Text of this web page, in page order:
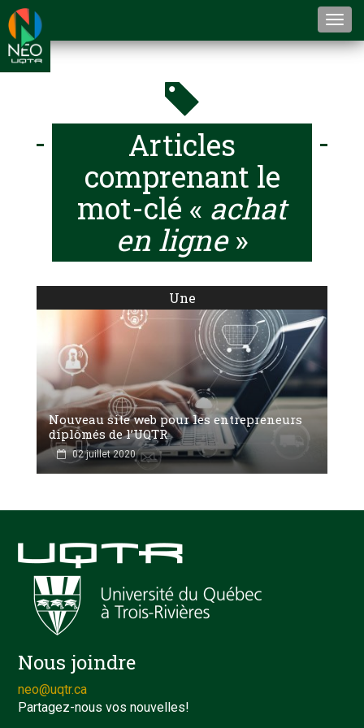
Articles
comprenant le
mot-clé « achat
en ligne»
Une
Nouveau site web pour les entrepreneurs
diplômés de l’UQTR
02 juillet 2020
Nous joindre
neo@uqtr.ca
Partagez-nous vos nouvelles!